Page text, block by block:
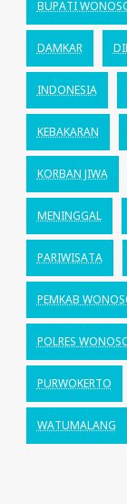
BUPATI
DAMKAR
INDONESIA
KEBAKARAN
KORBAN JIWA
MENINGGAL
PARIWISATA
PEMKAB
POLRES
PURWOKERTO
WATUMALANG